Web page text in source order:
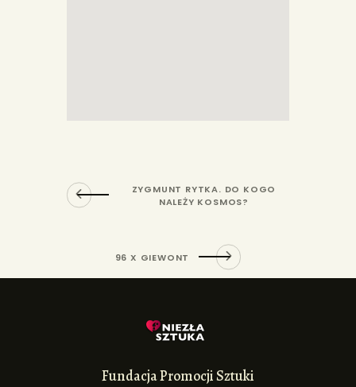
ZYGMUNT RYTKA. DO KOGO
NALEŻY KOSMOS?
96 X GIEWONT
Fundacja Promocji Sztuki